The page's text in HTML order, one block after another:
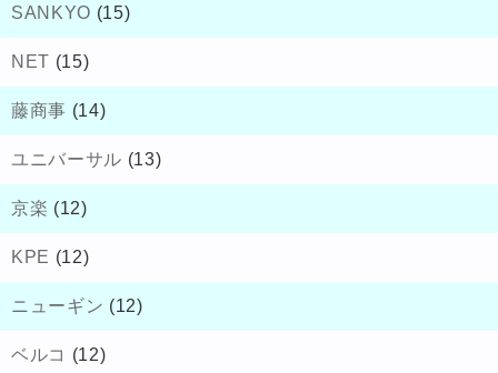
SANKYO (15)
NET (15)
藤商事 (14)
ユニバーサル (13)
京楽 (12)
KPE (12)
ニューギン (12)
ベルコ (12)